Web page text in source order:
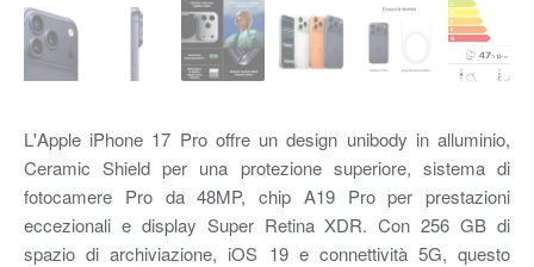
L'Apple iPhone 17 Pro offre un design unibody in alluminio,
Ceramic Shield per una protezione superiore, sistema di
fotocamere Pro da 48MP, chip A19 Pro per prestazioni
eccezionali e display Super Retina XDR. Con 256 GB di
spazio di archiviazione, iOS 19 e connettività 5G, questo